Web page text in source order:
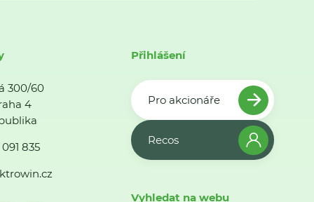
300/60
4
835
Přihlášení
Pro akcionáře
Recos
Vyhledat na webu